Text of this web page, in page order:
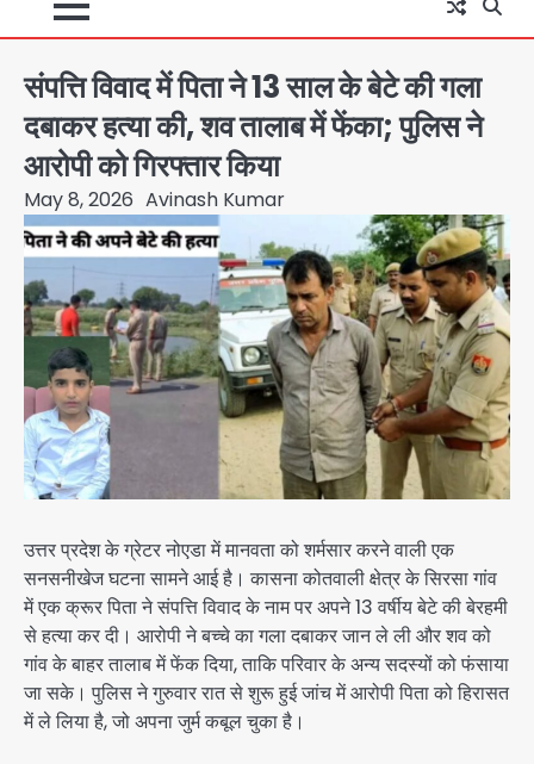
संपत्ति विवाद में पिता ने 13 साल के बेटे की गला
दबाकर हत्या की, शव तालाब में फेंका; पुलिस ने
आरोपी को गिरफ्तार किया
May 8, 2026 Avinash Kumar
उत्तर प्रदेश के ग्रेटर नोएडा में मानवता को शर्मसार करने वाली एक
सनसनीखेज घटना सामने आई है। कासना कोतवाली क्षेत्र के सिरसा गांव
में एक क्रूर पिता ने संपत्ति विवाद के नाम पर अपने 13 वर्षीय बेटे की बेरहमी
से हत्या कर दी। आरोपी ने बच्चे का गला दबाकर जान ले ली और शव को
गांव के बाहर तालाब में फेंक दिया, ताकि परिवार के अन्य सदस्यों को फंसाया
जा सके। पुलिस ने गुरुवार रात से शुरू हुई जांच में आरोपी पिता को हिरासत
में ले लिया है, जो अपना जुर्म कबूल चुका है।